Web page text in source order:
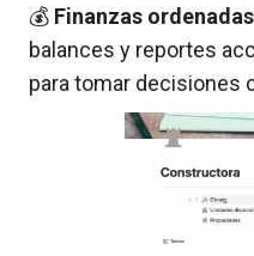
💰 Finanzas
balances y reportes
para tomar decisiones